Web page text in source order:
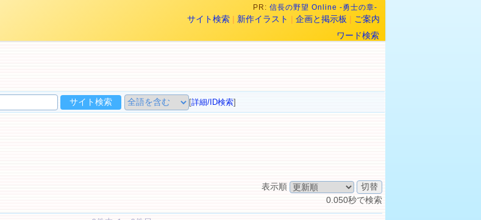
PR: 信長の野望 Online -勇士の章-
サイト検索 | 新作イラスト | 企画と掲示板 | ご案内
ワード検索
[詳細/ID検索]
表示順
0.050秒で検索